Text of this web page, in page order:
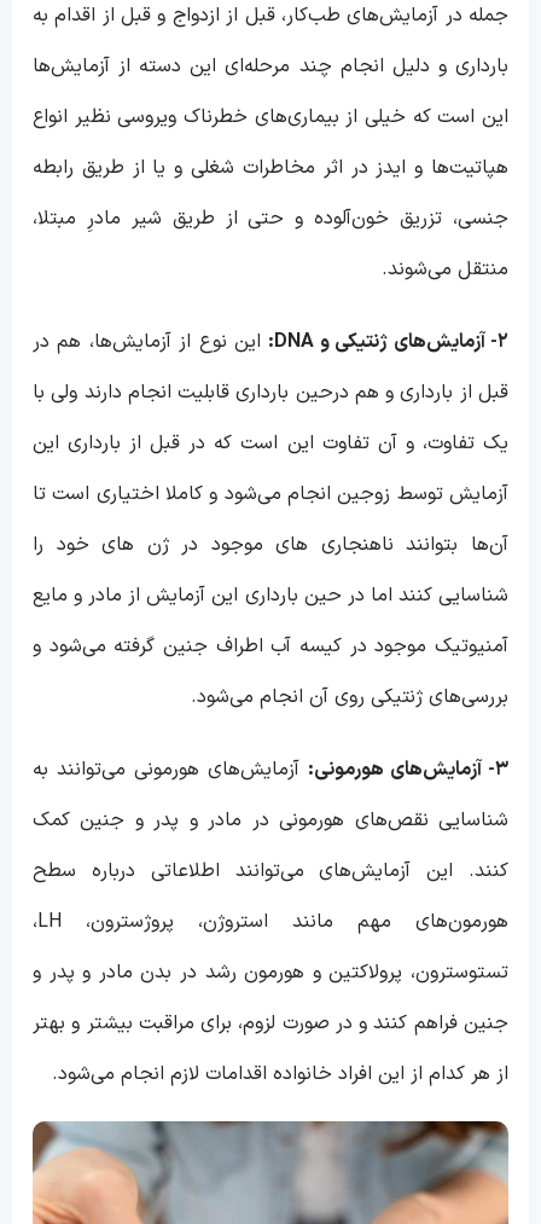
جمله در آزمایش‌های طب‌کار، قبل از ازدواج و قبل از اقدام به
بارداری و دلیل انجام چند مرحله‌ای این دسته از آزمایش‌ها
این است که خیلی از بیماری‌های خطرناک ویروسی نظیر انواع
هپاتیت‌ها و ایدز در اثر مخاطرات شغلی و یا از طریق رابطه
جنسی، تزریق خون‌آلوده و حتی از طریق شیر مادرِ مبتلا،
منتقل می‌شوند.
۲- آزمایش‌های ژنتیکی و DNA:
این نوع از آزمایش‌ها، هم در
قبل از بارداری و هم درحین بارداری قابلیت انجام دارند ولی با
یک تفاوت، و آن تفاوت این است که در قبل از بارداری این
آزمایش توسط زوجین انجام می‌شود و کاملا اختیاری است تا
آن‌ها بتوانند ناهنجاری های موجود در ژن های خود را
شناسایی کنند اما در حین بارداری این آزمایش از مادر و مایع
آمنیوتیک موجود در کیسه آب اطراف جنین گرفته می‌شود و
بررسی‌های ژنتیکی روی آن انجام می‌شود.
۳- آزمایش‌های هورمونی:
آزمایش‌های هورمونی می‌توانند به
شناسایی نقص‌های هورمونی در مادر و پدر و جنین کمک
کنند. این آزمایش‌های می‌توانند اطلاعاتی درباره سطح
هورمون‌های مهم مانند استروژن، پروژسترون، LH،
تستوسترون، پرولاکتین و هورمون رشد در بدن مادر و پدر و
جنین فراهم کنند و در صورت لزوم، برای مراقبت بیشتر و بهتر
از هر کدام از این افراد خانواده اقدامات لازم انجام می‌شود.